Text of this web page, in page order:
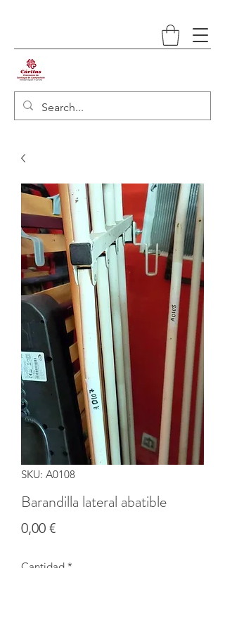
SKU: A0108
Barandilla lateral abatible
0,00 €Precio
Cantidad *